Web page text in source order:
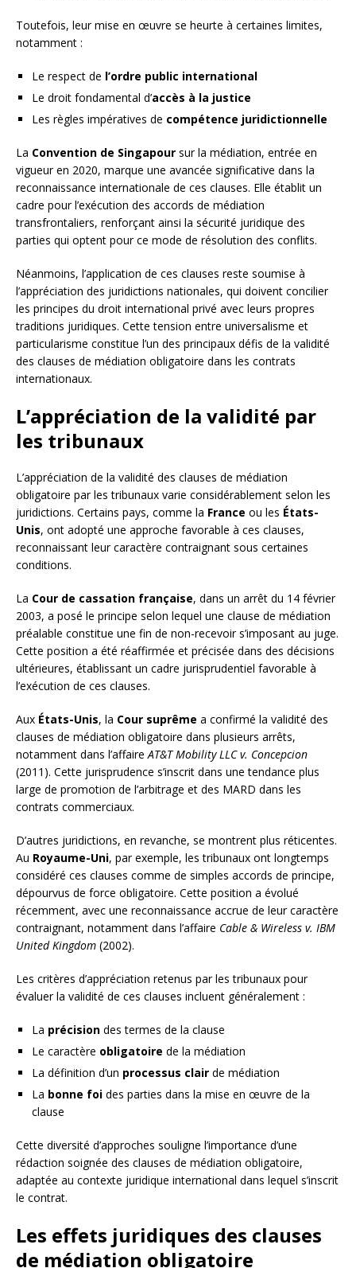
Toutefois, leur mise en œuvre se heurte à certaines limites,
notamment :
Le respect de l’ordre public international
Le droit fondamental d’accès à la justice
Les règles impératives de compétence juridictionnelle
La Convention de Singapour sur la médiation, entrée en
vigueur en 2020, marque une avancée significative dans la
reconnaissance internationale de ces clauses. Elle établit un
cadre pour l’exécution des accords de médiation
transfrontaliers, renforçant ainsi la sécurité juridique des
parties qui optent pour ce mode de résolution des conflits.
Néanmoins, l’application de ces clauses reste soumise à
l’appréciation des juridictions nationales, qui doivent concilier
les principes du droit international privé avec leurs propres
traditions juridiques. Cette tension entre universalisme et
particularisme constitue l’un des principaux défis de la validité
des clauses de médiation obligatoire dans les contrats
internationaux.
L’appréciation de la validité par
les tribunaux
L’appréciation de la validité des clauses de médiation
obligatoire par les tribunaux varie considérablement selon les
juridictions. Certains pays, comme la France ou les États-
Unis, ont adopté une approche favorable à ces clauses,
reconnaissant leur caractère contraignant sous certaines
conditions.
La Cour de cassation française, dans un arrêt du 14 février
2003, a posé le principe selon lequel une clause de médiation
préalable constitue une fin de non-recevoir s’imposant au juge.
Cette position a été réaffirmée et précisée dans des décisions
ultérieures, établissant un cadre jurisprudentiel favorable à
l’exécution de ces clauses.
Aux États-Unis, la Cour suprême a confirmé la validité des
clauses de médiation obligatoire dans plusieurs arrêts,
notamment dans l’affaire AT&T Mobility LLC v. Concepcion
(2011). Cette jurisprudence s’inscrit dans une tendance plus
large de promotion de l’arbitrage et des MARD dans les
contrats commerciaux.
D’autres juridictions, en revanche, se montrent plus réticentes.
Au Royaume-Uni, par exemple, les tribunaux ont longtemps
considéré ces clauses comme de simples accords de principe,
dépourvus de force obligatoire. Cette position a évolué
récemment, avec une reconnaissance accrue de leur caractère
contraignant, notamment dans l’affaire Cable & Wireless v. IBM
United Kingdom (2002).
Les critères d’appréciation retenus par les tribunaux pour
évaluer la validité de ces clauses incluent généralement :
La précision des termes de la clause
Le caractère obligatoire de la médiation
La définition d’un processus clair de médiation
La bonne foi des parties dans la mise en œuvre de la
clause
Cette diversité d’approches souligne l’importance d’une
rédaction soignée des clauses de médiation obligatoire,
adaptée au contexte juridique international dans lequel s’inscrit
le contrat.
Les effets juridiques des clauses
de médiation obligatoire